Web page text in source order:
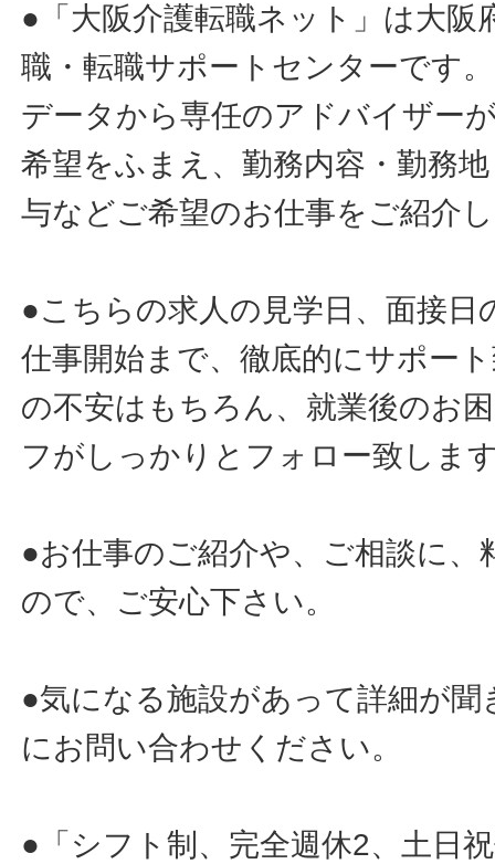
●「大阪介護転職ネット」は大阪
職・転職サポートセンターです
データから専任のアドバイザー
希望をふまえ、勤務内容・勤務
与などご希望のお仕事をご紹介
●こちらの求人の見学日、面接日
仕事開始まで、徹底的にサポー
の不安はもちろん、就業後のお
フがしっかりとフォロー致しま
●お仕事のご紹介や、ご相談に
ので、ご安心下さい。
●気になる施設があって詳細が
にお問い合わせください。
●「シフト制、完全週休2、土日